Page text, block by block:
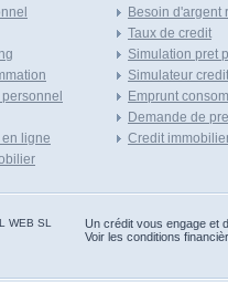
ligne
Besoin d'argent
Taux de credit
Simulation pret
Simulateur
Emprunt
Demande de
Credit
WEB SL
Un crédit vous engage et
Voir les conditions